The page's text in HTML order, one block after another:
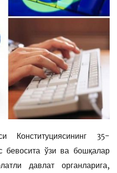
Конституциясининг 35-
бевосита ўзи ва бошқалар
давлат органларига,